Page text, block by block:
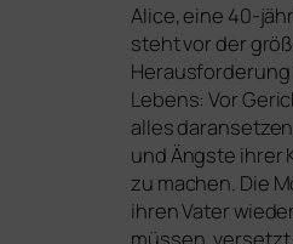
Alice, eine 40-
steht vor der
Lebens: Vor
alles
und Ängste ihrer
zu machen. Die
ihren Vater